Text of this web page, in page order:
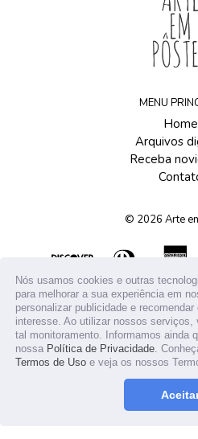
Nós usamos cookies e outras
para melhorar a sua experiência em
personalizar publicidade e
interesse. Ao utilizar nossos serviços,
tal monitoramento. Informamos ainda
nossa Política de Privacidade .
Termos de Uso e veja os nossos
MENU
Home
Arquivos
Receba
© 2026 Arte